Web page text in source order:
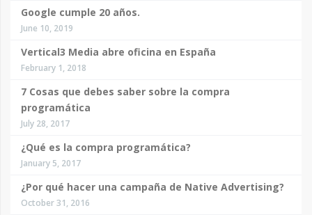
Google cumple 20 años.
June 10, 2019
Vertical3 Media abre oficina en España
February 1, 2018
7 Cosas que debes saber sobre la compra
programática
July 28, 2017
¿Qué es la compra programática?
January 5, 2017
¿Por qué hacer una campaña de Native Advertising?
October 31, 2016